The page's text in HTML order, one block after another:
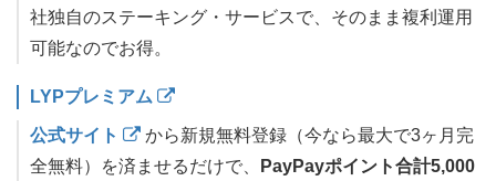
社独自のステーキング・サービスで、そのまま複利運用
可能なのでお得。
LYPプレミアム
公式サイト
から新規無料登録（今なら最大で3ヶ月完
全無料）を済ませるだけで、
PayPayポイント合計5,000